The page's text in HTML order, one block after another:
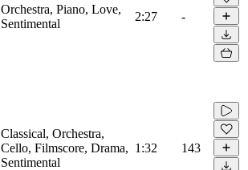
Orchestra, Piano, Love,
Sentimental
2:27 -
Classical, Orchestra,
Cello, Filmscore, Drama,
Sentimental
1:32 143